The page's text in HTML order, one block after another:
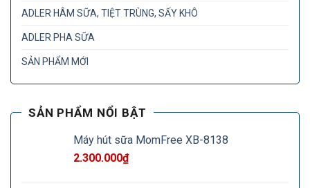
ADLER HÂM SỮA, TIỆT TRÙNG, SẤY KHÔ
ADLER PHA SỮA
SẢN PHẨM MỚI
SẢN PHẨM NỔI BẬT
Máy hút sữa MomFree XB-8138
2.300.000₫